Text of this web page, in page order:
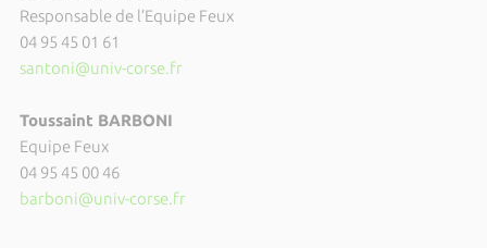
Responsable de l’Equipe Feux
04 95 45 01 61
santoni@univ-corse.fr
Toussaint BARBONI
Equipe Feux
04 95 45 00 46
barboni@univ-corse.fr